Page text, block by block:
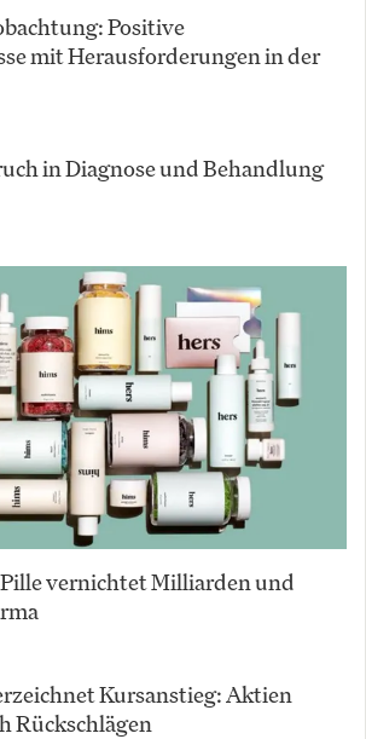
Positive
mit Herausforderungen in der
in Diagnose und Behandlung
vernichtet Milliarden und
Kursanstieg: Aktien
Rückschlägen